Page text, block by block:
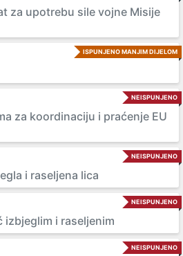
za upotrebu sile vojne Misije
ISPUNJENO MANJIM DIJELOM
NEISPUNJENO
za koordinaciju i praćenje EU
NEISPUNJENO
i raseljena lica
NEISPUNJENO
izbjeglim i raseljenim
NEISPUNJENO